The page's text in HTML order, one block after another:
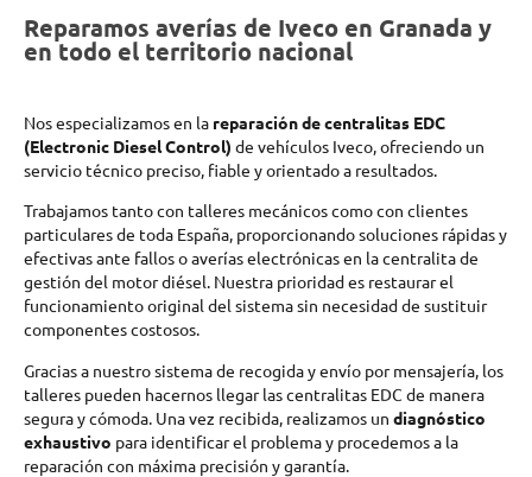
Reparamos averías de Iveco en Granada y
en todo el territorio nacional
Nos especializamos en la reparación de centralitas EDC
(Electronic Diesel Control) de vehículos Iveco, ofreciendo un
servicio técnico preciso, fiable y orientado a resultados.
Trabajamos tanto con talleres mecánicos como con clientes
particulares de toda España, proporcionando soluciones rápidas y
efectivas ante fallos o averías electrónicas en la centralita de
gestión del motor diésel. Nuestra prioridad es restaurar el
funcionamiento original del sistema sin necesidad de sustituir
componentes costosos.
Gracias a nuestro sistema de recogida y envío por mensajería, los
talleres pueden hacernos llegar las centralitas EDC de manera
segura y cómoda. Una vez recibida, realizamos un diagnóstico
exhaustivo para identificar el problema y procedemos a la
reparación con máxima precisión y garantía.